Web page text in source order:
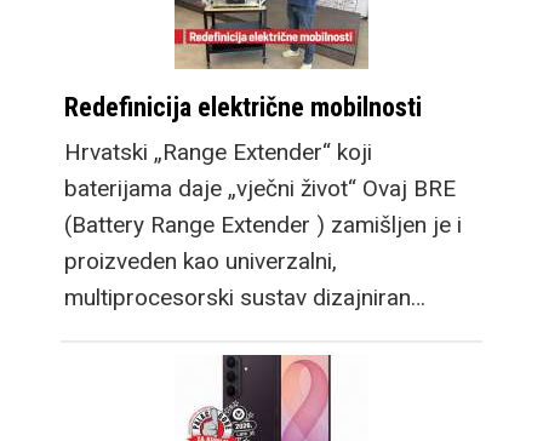
Redefinicija električne mobilnosti
Hrvatski „Range Extender“ koji
baterijama daje „vječni život“ Ovaj BRE
(Battery Range Extender ) zamišljen je i
proizveden kao univerzalni,
multiprocesorski sustav dizajniran…